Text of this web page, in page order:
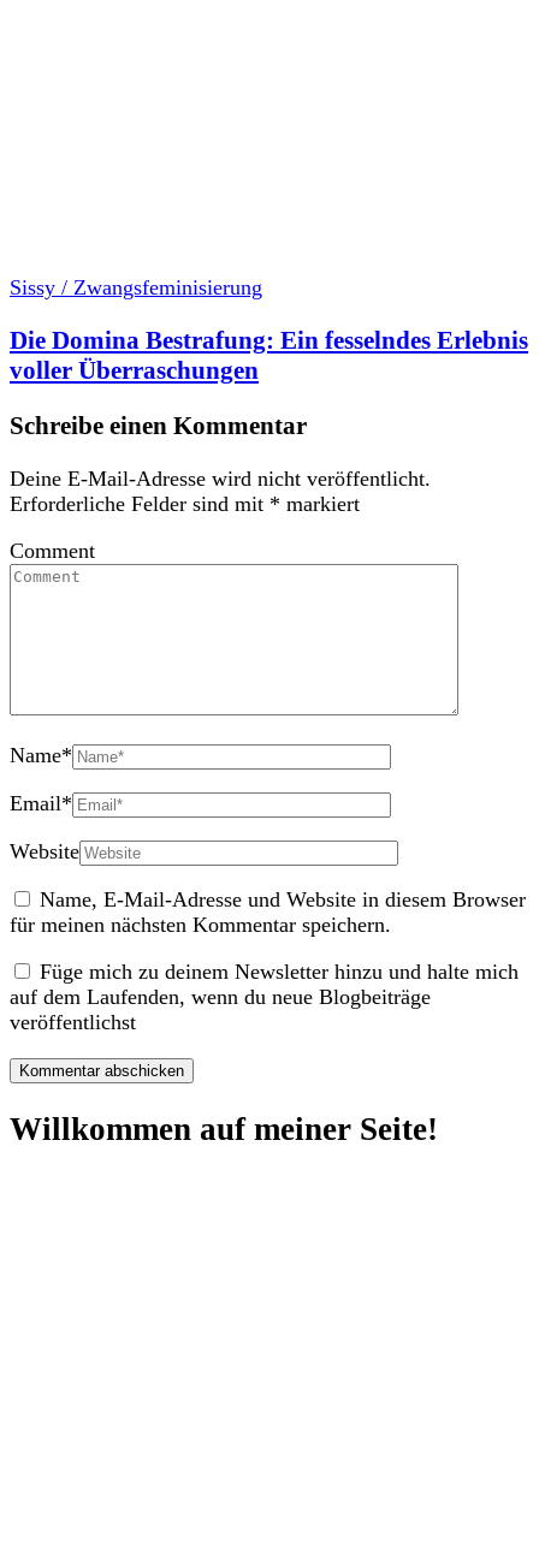
Sissy / Zwangsfeminisierung
Die Domina Bestrafung: Ein fesselndes Erlebnis
voller Überraschungen
Schreibe einen Kommentar
Deine E-Mail-Adresse wird nicht veröffentlicht.
Erforderliche Felder sind mit * markiert
Comment
Name*
Email*
Website
Name, E-Mail-Adresse und Website in diesem Browser
für meinen nächsten Kommentar speichern.
Füge mich zu deinem Newsletter hinzu und halte mich
auf dem Laufenden, wenn du neue Blogbeiträge
veröffentlichst
Willkommen auf meiner Seite!